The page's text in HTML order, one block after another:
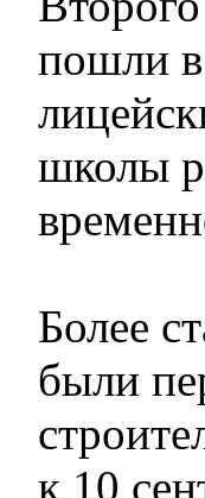
пошли
школы
Более
были
к 10